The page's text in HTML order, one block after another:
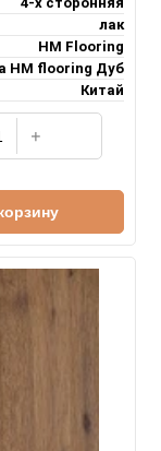
лак
HM Flooring
НM flooring Дуб
Китай